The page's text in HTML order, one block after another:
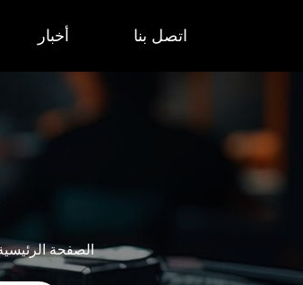
أخبار اتصل بنا
الصفحة